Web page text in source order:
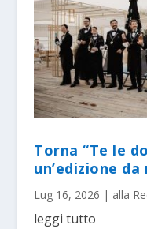
Torna “Te le
un’edizione
Lug 16, 2026 | alla
leggi tutto